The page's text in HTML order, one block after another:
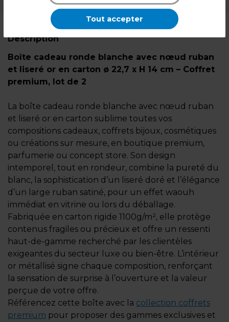
Description
Boîte cadeau ronde blanche avec nœud ruban
et liseré or en carton ø 22,7 x H 14 cm – Coffret
premium, lot de 2
La boîte cadeau ronde blanche avec nœud ruban
et liseré or en carton sublime toutes vos
compositions cadeaux, coffrets bijoux, cosmétiques
ou créations sur mesure, en boutique premium,
parfumerie ou concept store. Son design
intemporel, tout en rondeur, combine la pureté du
blanc, la sophistication d’un liseré doré et l’élégance
d’un large ruban satiné, pour un effet waouh
immédiat en vitrine ou lors du déballage.
Fabriquée en carton rigide 1100g/m², elle protège
contenus fragiles ou précieux et offre un ressenti
haut-de-gamme recherché par les clientèles
exigeantes du secteur luxe ou bien-être. L’intérieur
or métallisé signe chaque composition, renforçant
la sensation de surprise à l’ouverture et la valeur
perçue de votre offre.
Référencez cette boîte avec la collection coffrets
premium pour proposer des gammes exclusives et
Tout accepter